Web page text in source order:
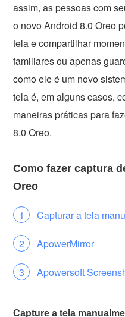
assim, as pessoas com
o novo Android 8.0 Oreo
tela e compartilhar
familiares ou apenas
como ele é um novo
tela é, em alguns casos,
maneiras práticas para
8.0 Oreo.
Como fazer captura
Oreo
Capturar a tela
ApowerMirror
Apowersoft
Capture a tela